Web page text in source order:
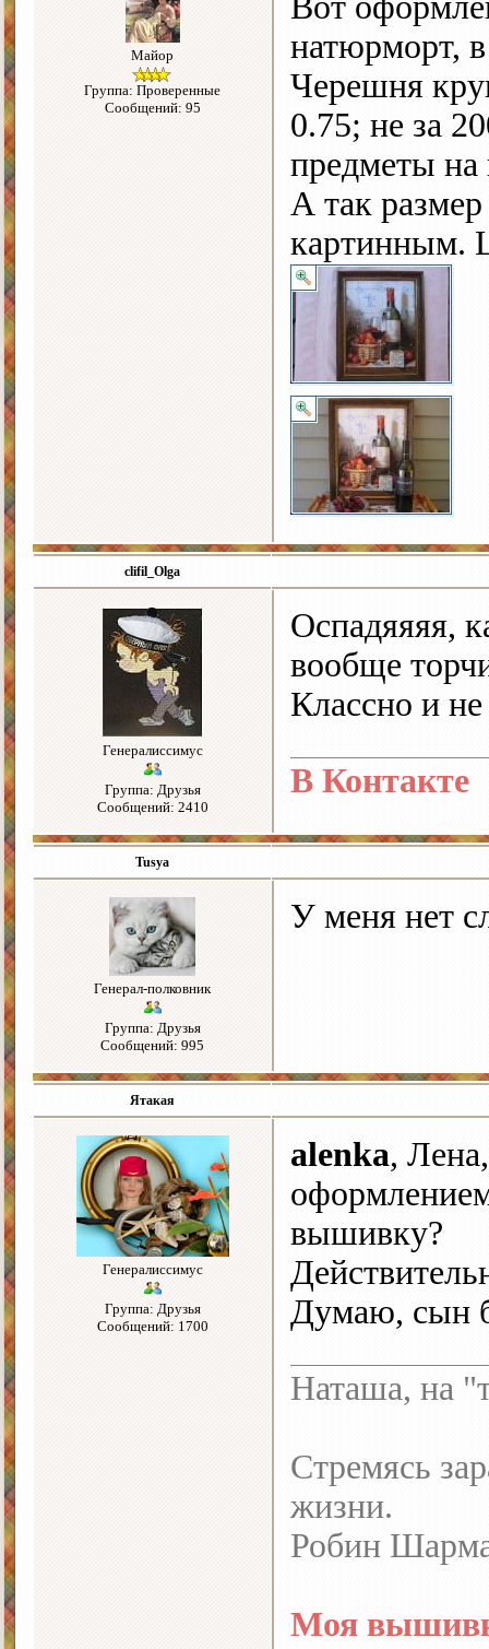
Майор
Группа: Проверенные
Сообщений: 95
натюрморт,
Черешня
0.75; не за
предметы на
А так
картинным.
clifil_Olga
Генералиссимус
Группа: Друзья
Сообщений: 2410
Оспадяяяя,
вообще
Классно и
В Контакте
Tusya
Генерал-полковник
Группа: Друзья
Сообщений: 995
У меня нет
Ятакая
Генералиссимус
Группа: Друзья
Сообщений: 1700
alenka,
вышивку?
Думаю, сын
Наташа, на
Стремясь
жизни.
Робин
Моя